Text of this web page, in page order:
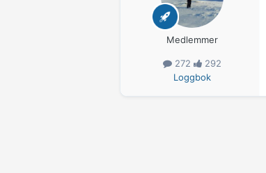
Medlemmer
272
292
Loggbok